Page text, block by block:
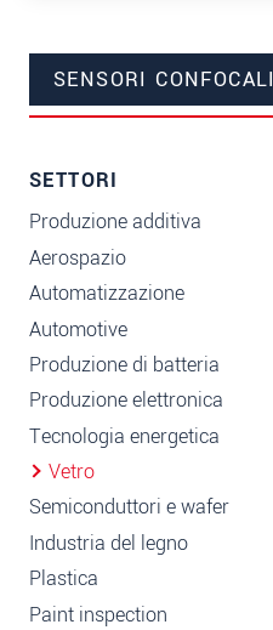
SENSORI CONFOCALI
SETTORI
Produzione additiva
Aerospazio
Automatizzazione
Automotive
Produzione di batteria
Produzione elettronica
Tecnologia energetica
Vetro
Semiconduttori e wafer
Industria del legno
Plastica
Paint inspection